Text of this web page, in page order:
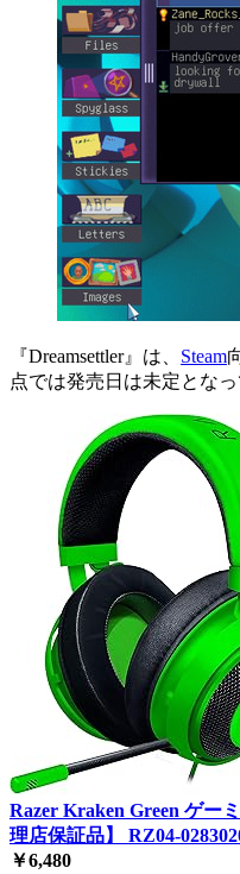
『Dreamsettler』は、 Steam
点では発売日は未定となっ
Razer Kraken Green ゲー
理店保証品】 RZ04-
￥6,480